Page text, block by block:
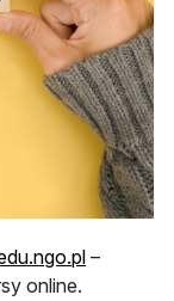
otwiera
–
online.